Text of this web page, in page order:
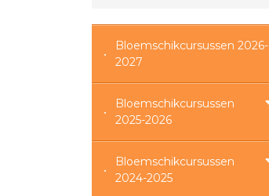
Bloemschikcursussen 2026-
2027
Bloemschikcursussen
2025-2026
Bloemschikcursussen
2024-2025